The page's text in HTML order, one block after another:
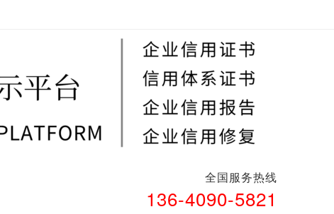
全国服务热线​​
136-4090-5821